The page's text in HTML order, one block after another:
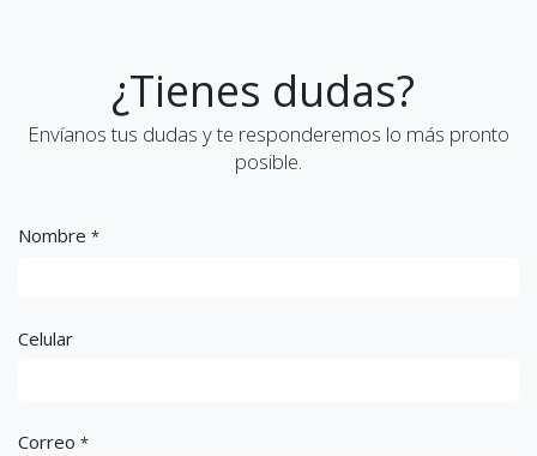
¿Tienes dudas?
Envíanos tus dudas y te responderemos lo más pronto
posible.
Nombre *
Celular
Correo *